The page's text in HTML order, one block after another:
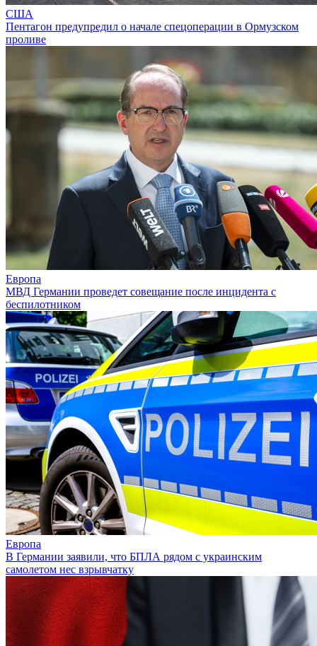
США
Пентагон предупредил о начале спецоперации в Ормузском
проливе
Европа
МВД Германии проведет совещание после инцидента с
беспилотником
Европа
В Германии заявили, что БПЛА рядом с украинским
самолетом нес взрывчатку